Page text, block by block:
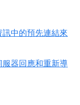
訊中的預先連結來
服器回應和重新導